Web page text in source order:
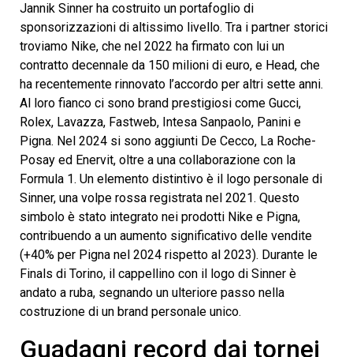
Jannik Sinner ha costruito un portafoglio di
sponsorizzazioni di altissimo livello. Tra i partner storici
troviamo Nike, che nel 2022 ha firmato con lui un
contratto decennale da 150 milioni di euro, e Head, che
ha recentemente rinnovato l’accordo per altri sette anni.
Al loro fianco ci sono brand prestigiosi come Gucci,
Rolex, Lavazza, Fastweb, Intesa Sanpaolo, Panini e
Pigna. Nel 2024 si sono aggiunti De Cecco, La Roche-
Posay ed Enervit, oltre a una collaborazione con la
Formula 1. Un elemento distintivo è il logo personale di
Sinner, una volpe rossa registrata nel 2021. Questo
simbolo è stato integrato nei prodotti Nike e Pigna,
contribuendo a un aumento significativo delle vendite
(+40% per Pigna nel 2024 rispetto al 2023). Durante le
Finals di Torino, il cappellino con il logo di Sinner è
andato a ruba, segnando un ulteriore passo nella
costruzione di un brand personale unico.
Guadagni record dai tornei